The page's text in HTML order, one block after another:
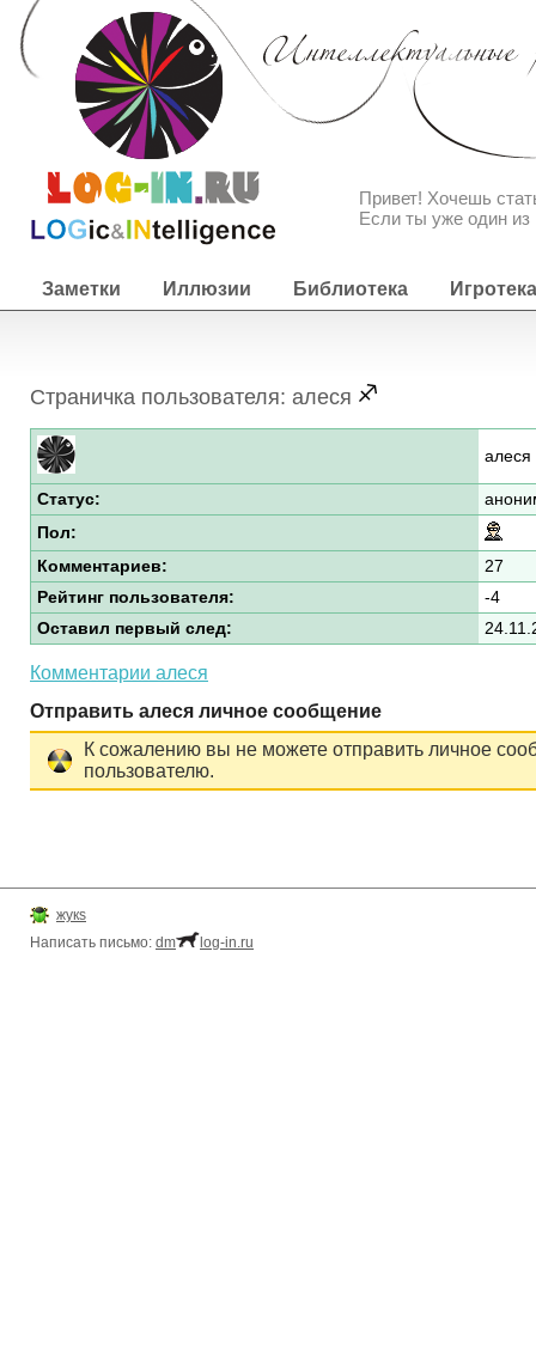
Привет! Хочешь
Если ты уже один из
Заметки Иллюзии Библиотека Игротека
Страничка пользователя: алеся
алеся
Статус:
Пол:
Комментариев:
27
Рейтинг пользователя:
-4
Оставил первый след:
Комментарии алеся
Отправить алеся личное сообщение
К сожалению вы не можете отправить личное
пользователю.
жукs
Написать письмо: dm log-in.ru